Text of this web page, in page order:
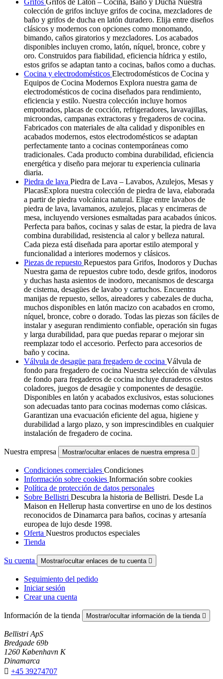
colección de grifos incluye grifos de cocina, mezcladores de
baño y grifos de ducha en latón duradero. Elija entre diseños
clásicos y modernos con opciones como monomando,
bimando, caños giratorios y mezcladores. Los acabados
disponibles incluyen cromo, latón, níquel, bronce, cobre y
oro. Construidos para fiabilidad, eficiencia hídrica y estilo,
estos grifos se adaptan tanto a cocinas, baños como a duchas.
Cocina y electrodomésticos Electrodomésticos de Cocina y
Equipos de Cocina Modernos Explora nuestra gama de
electrodomésticos de cocina diseñados para rendimiento,
eficiencia y estilo. Nuestra colección incluye hornos
empotrados, placas de cocción, refrigeradores, lavavajillas,
microondas, campanas extractoras y fregaderos de cocina.
Fabricados con materiales de alta calidad y disponibles en
acabados modernos, estos electrodomésticos se adaptan
perfectamente tanto a cocinas contemporáneas como
tradicionales. Cada producto combina durabilidad, eficiencia
energética y diseño para mejorar tu experiencia culinaria
diaria.
Piedra de lava Piedra de Lava – Lavabos, Azulejos, Mesas y
PlacasExplora nuestra colección de piedra de lava, elaborada
a partir de piedra volcánica natural. Elige entre lavabos de
piedra de lava, lavamanos, azulejos, placas y encimeras de
mesa, incluyendo versiones esmaltadas para acabados únicos.
Perfecta para baños, cocinas y salas de estar, la piedra de lava
combina durabilidad, resistencia al calor y belleza natural.
Cada pieza está diseñada para aportar estilo atemporal y
funcionalidad a interiores modernos y clásicos.
Piezas de repuesto Repuestos para Grifos, Inodoros y Duchas
Nuestra gama de repuestos cubre todo, desde grifos, inodoros
y duchas hasta asientos de inodoro, mecanismos de descarga
de cisterna, desagües de lavabo y cartuchos. Encuentra
manijas de repuesto, sellos, aireadores y cabezales de ducha,
muchos disponibles en latón macizo con acabados en cromo,
níquel, bronce, cobre o dorado. Todas las piezas son fáciles de
instalar y aseguran rendimiento confiable, operación sin fugas
y larga durabilidad, para que puedas reparar o mejorar sin
reemplazar todo el accesorio. Perfecto para accesorios de
baño y cocina.
Válvula de desagüe para fregadero de cocina Válvula de
fondo para fregadero de cocina Nuestra selección de válvulas
de fondo para fregaderos de cocina incluye duraderos cestos
coladores, juegos de desagüe y componentes de desagüe.
Disponibles en latón y acabados exclusivos, estas soluciones
son adecuadas tanto para cocinas modernas como clásicas.
Garantizan una evacuación eficiente del agua, higiene y
durabilidad a largo plazo, y son imprescindibles en cualquier
instalación de fregadero de cocina.
Nuestra empresa Mostrar/ocultar enlaces de nuestra empresa 
Condiciones comerciales Condiciones
Información sobre cookies Información sobre cookies
Política de protección de datos personales
Sobre Bellistri Descubra la historia de Bellistri. Desde La
Maison en Hellerup hasta convertirse en uno de los destinos
reconocidos de Dinamarca para baños, cocinas y artesanía
europea de lujo desde 1998.
Oferta Nuestros productos especiales
Tienda
Su cuenta Mostrar/ocultar enlaces de tu cuenta 
Seguimiento del pedido
Iniciar sesión
Crear una cuenta
Información de la tienda Mostrar/ocultar información de la tienda 
Bellistri ApS
Bredgade 69b
1260 København K
Dinamarca
 +45 39274707